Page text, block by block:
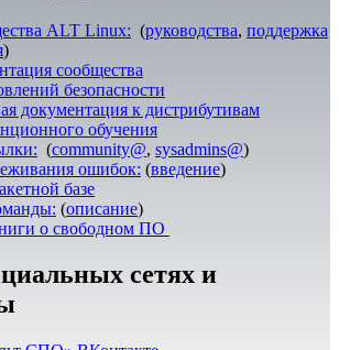
ALT Linux: (руководства, поддержка
)
сообщества
безопасности
документация к дистрибутивам
обучения
(community@, sysadmins@)
ошибок: (введение)
базе
(описание)
о свободном ПО
сетях и